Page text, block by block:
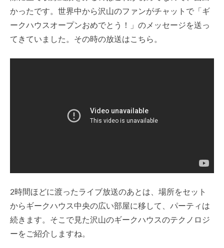
かったです。世界中から沢山のファンがチャットで「ギ
ークハウスオープンおめでとう！」のメッセージを送っ
てきていました。その時の放送はこちら。
2時間ほどに渡ったライブ放送のあとは、場所をセット
からギークハウス中央の広い部屋に移して、パーティは
続きます。そこで見た沢山のギークハウスのテクノロジ
ーをご紹介しますね。